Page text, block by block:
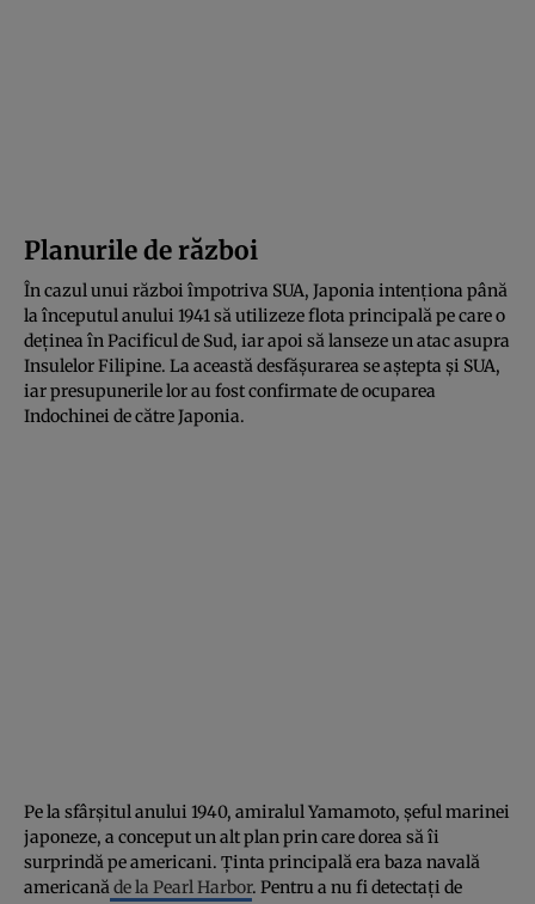
Planurile de război
În cazul unui război împotriva SUA, Japonia intenționa până
la începutul anului 1941 să utilizeze flota principală pe care o
deținea în Pacificul de Sud, iar apoi să lanseze un atac asupra
Insulelor Filipine. La această desfășurarea se aștepta și SUA,
iar presupunerile lor au fost confirmate de ocuparea
Indochinei de către Japonia.
Pe la sfârșitul anului 1940, amiralul Yamamoto, șeful marinei
japoneze, a conceput un alt plan prin care dorea să îi
surprindă pe americani. Ținta principală era baza navală
americanăde la Pearl Harbor. Pentru a nu fi detectați de